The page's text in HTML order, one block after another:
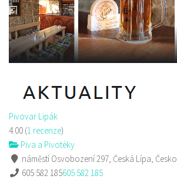
Pivovar Lipák
4.00 (1 recenze)
Piva a Pivotéky
náměstí Osvobození 297, Česká Lípa, Česko
605 582 185605 582 185